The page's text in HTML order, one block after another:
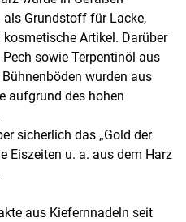
Grundstoff für Lacke,
Artikel. Darüber
sowie Terpentinöl aus
wurden aus
aufgrund des hohen
sicherlich das „Gold der
Eiszeiten u. a. aus dem Harz
aus Kiefernnadeln seit